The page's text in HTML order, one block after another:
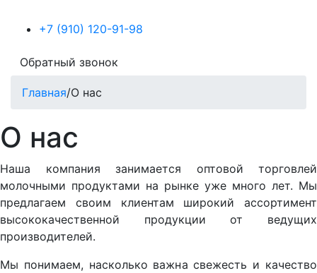
+7 (910) 120-91-98
Обратный звонок
Главная/О нас
О нас
Наша компания занимается оптовой торговлей
молочными продуктами на рынке уже много лет. Мы
предлагаем своим клиентам широкий ассортимент
высококачественной продукции от ведущих
производителей.
Мы понимаем, насколько важна свежесть и качество